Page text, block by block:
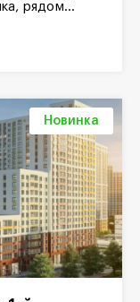
рядом...
Новинка